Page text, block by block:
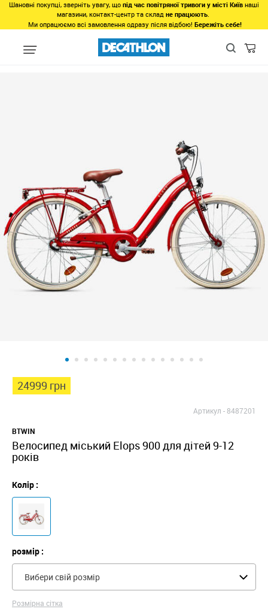
Шановні покупці, зверніть увагу, що під час повітряної тривоги у місті Київ наші
магазини, контакт-центр та склад не працюють.
Ми опрацюємо всі замовлення одразу після відбою! Бережіть себе!
Регіон Велоспорт Львів Велосипеди Львів Дитячі
24999 грн
Артикул -8487201
BTWIN
Велосипед міський Elops 900 для дітей 9-12
років
Колір :
розмір :
Вибери свій розмір
Розмірна сітка